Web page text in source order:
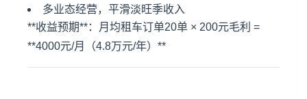
多业态经营，平滑淡旺季收入
**收益预期**：月均租车订单20单 × 200元毛利 =
**4000元/月（4.8万元/年）**